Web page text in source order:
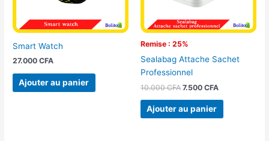
Smart Watch
27.000CFA
Ajouter au panier
Remise : 25%
Sealabag Attache Sachet
Professionnel
10.000CFA 7.500 CFA
Ajouter au panier